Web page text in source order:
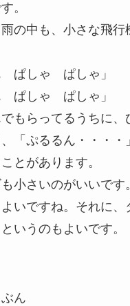
。
の中も、小さな飛行
ぱしゃ ぱしゃ」
ぱしゃ ぱしゃ」
もらってるうちに、
「ぷるるん・・・・
とがあります。
小さいのがいいです
いですね。それに、
いうのもよいです。
ん